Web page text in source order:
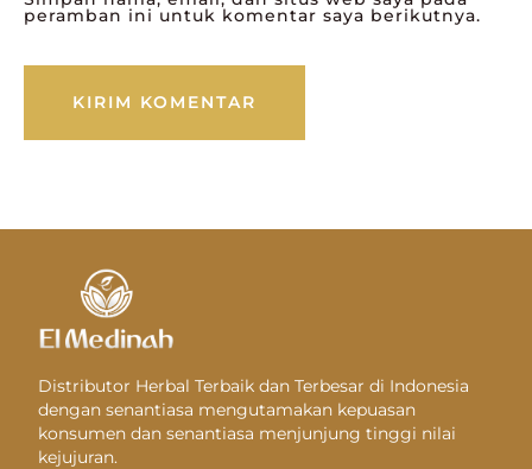
peramban ini untuk komentar saya berikutnya.
Distributor Herbal Terbaik dan Terbesar di Indonesia
dengan senantiasa mengutamakan kepuasan
konsumen dan senantiasa menjunjung tinggi nilai
kejujuran.